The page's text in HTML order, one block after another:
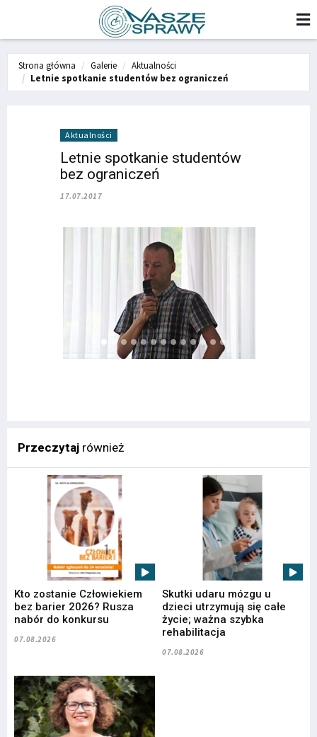
Strona główna Galerie
Aktualności
Letnie spotkanie studentów bez ograniczeń
Aktualności
Letnie spotkanie studentów
bez ograniczeń
17.07.2017
Przeczytaj również
Kto zostanie Człowiekiem
bez barier 2026? Rusza
nabór do konkursu
07.08.2026
Skutki udaru mózgu u
dzieci utrzymują się całe
życie; ważna szybka
rehabilitacja
07.08.2026